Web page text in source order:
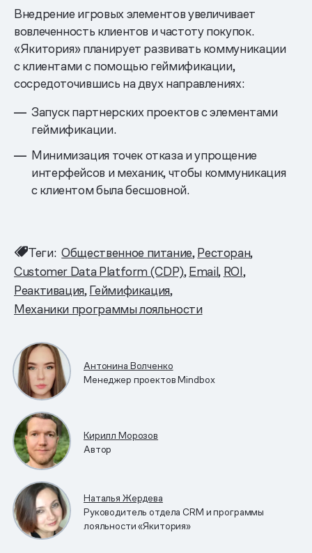
Внедрение игровых элементов увеличивает
вовлеченность клиентов и частоту покупок.
«Якитория» планирует развивать коммуникации
с клиентами с помощью геймификации,
сосредоточившись на двух направлениях:
Запуск партнерских проектов с элементами
геймификации.
Минимизация точек отказа и упрощение
интерфейсов и механик, чтобы коммуникация
с клиентом была бесшовной.
Теги: Общественное питание Ресторан
Customer Data Platform (CDP) Email ROI
Реактивация Геймификация
Механики программы лояльности
Антонина Волченко
Менеджер проектов Mindbox
Кирилл Морозов
Автор
Наталья Жердева
Руководитель отдела CRM и программы
лояльности «Якитория»